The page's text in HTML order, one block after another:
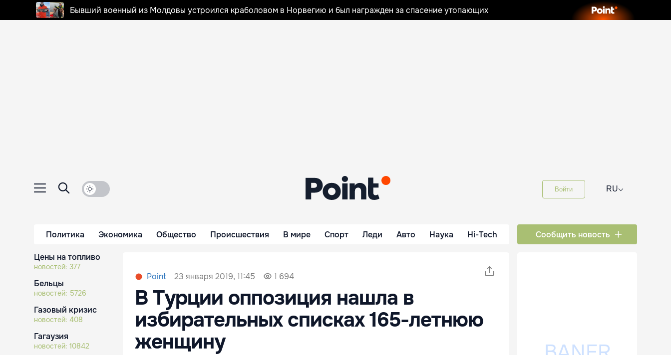
Бывший военный из Молдовы устроился краболовом в Норвегию и был награжден за спасение утопающих
Войти RU⌵
Политика Экономика Общество Происшествия В мире Спорт Леди Авто Наука Hi-Tech Сообщить новость
Цены на топливо
новостей: 377
Бельцы
новостей: 5726
Газовый кризис
новостей: 408
Гагаузия
новостей: 10842
Point 23 января 2019, 11:45 1 694
В Турции оппозиция нашла в
избирательных списках 165-летнюю
женщину